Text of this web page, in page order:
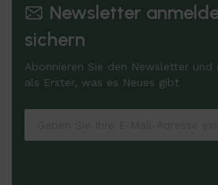
Newsletter
sichern
Abonnieren Sie den Newsletter und
als Erster, was es Neues gibt